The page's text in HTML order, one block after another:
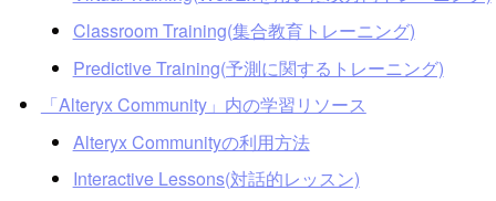
Classroom Training(集合教育トレーニング)
Predictive Training(予測に関するトレーニング)
「Alteryx Community」内の学習リソース
Alteryx Communityの利用方法
Interactive Lessons(対話的レッスン)